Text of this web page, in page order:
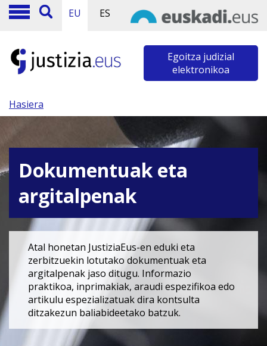
EU ES
Egoitza judizial
elektronikoa
Hasiera
Dokumentuak eta
argitalpenak
Atal honetan JustiziaEus-en eduki eta
zerbitzuekin lotutako dokumentuak eta
argitalpenak jaso ditugu. Informazio
praktikoa, inprimakiak, araudi espezifikoa edo
artikulu espezializatuak dira kontsulta
ditzakezun baliabideetako batzuk.